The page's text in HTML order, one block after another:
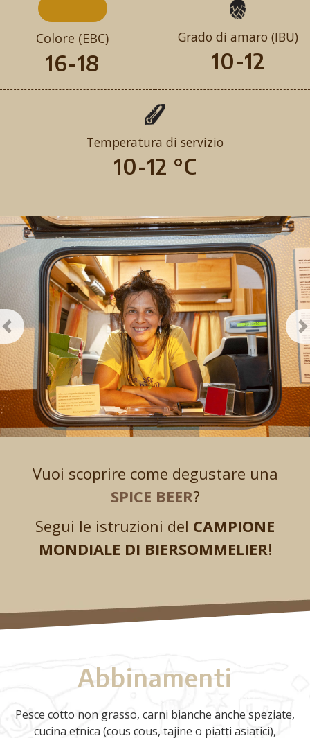
Colore (EBC)
16-18
Grado di amaro (IBU)
10-12
Temperatura di servizio
10-12 °C
Previous
Vuoi scoprire come degustare una
SPICE BEER?
Segui le istruzioni del CAMPIONE
MONDIALE DI BIERSOMMELIER!
Abbinamenti
Pesce cotto non grasso, carni bianche anche speziate,
cucina etnica (cous cous, tajine o piatti asiatici),